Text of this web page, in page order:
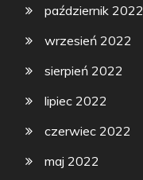
październik 2022
wrzesień 2022
sierpień 2022
lipiec 2022
czerwiec 2022
maj 2022